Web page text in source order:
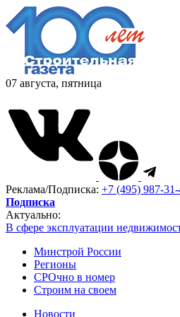
07 августа, пятница
Реклама/Подписка: +7 (495) 987-
Подписка
Актуально:
В сфере эксплуатации
Минстрой России
Регионы
СРОчно в номер
Строим на своем
Новости